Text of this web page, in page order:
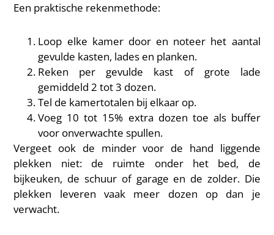
Een praktische rekenmethode:
Loop elke kamer door en noteer het aantal
gevulde kasten, lades en planken.
Reken per gevulde kast of grote lade
gemiddeld 2 tot 3 dozen.
Tel de kamertotalen bij elkaar op.
Voeg 10 tot 15% extra dozen toe als buffer
voor onverwachte spullen.
Vergeet ook de minder voor de hand liggende
plekken niet: de ruimte onder het bed, de
bijkeuken, de schuur of garage en de zolder. Die
plekken leveren vaak meer dozen op dan je
verwacht.